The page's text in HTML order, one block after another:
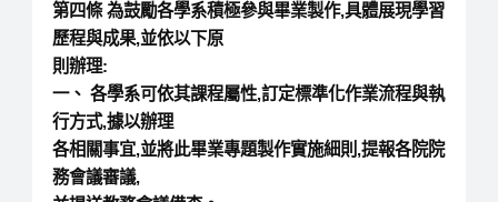
第四條 為鼓勵各學系積極參與畢業製作,具體展現學習
歷程與成果,並依以下原
則辦理:
一、 各學系可依其課程屬性,訂定標準化作業流程與執
行方式,據以辦理
各相關事宜,並將此畢業專題製作實施細則,提報各院院
務會議審議,